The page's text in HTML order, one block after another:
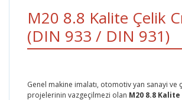
M20 8.8 Kalite Çelik
(DIN 933 / DIN 931)
Genel makine imalatı, otomotiv yan sanayi ve
projelerinin vazgeçilmezi olan M20 8.8